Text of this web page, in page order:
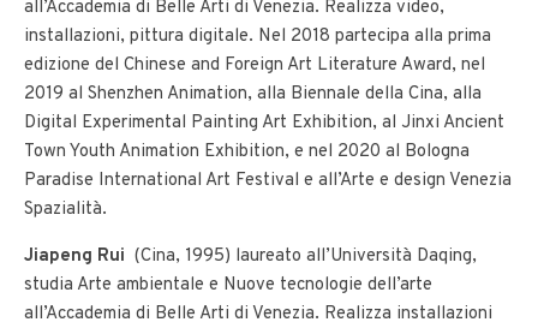
all’Accademia di Belle Arti di Venezia. Realizza video,
installazioni, pittura digitale. Nel 2018 partecipa alla prima
edizione del Chinese and Foreign Art Literature Award, nel
2019 al Shenzhen Animation, alla Biennale della Cina, alla
Digital Experimental Painting Art Exhibition, al Jinxi Ancient
Town Youth Animation Exhibition, e nel 2020 al Bologna
Paradise International Art Festival e all’Arte e design Venezia
Spazialità.
Jiapeng Rui (Cina, 1995) laureato all’Università Daqing,
studia Arte ambientale e Nuove tecnologie dell’arte
all’Accademia di Belle Arti di Venezia. Realizza installazioni